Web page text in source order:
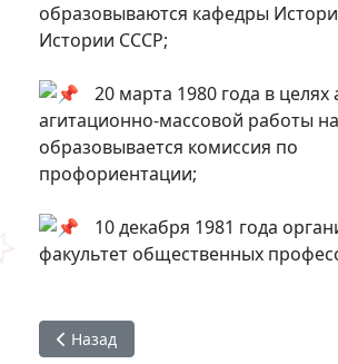
образовываются кафедры
Истории СССР;
20 марта 1980 года в целях
агитационно-массовой работы
образовывается комиссия по
профориентации;
10 декабря 1981 года
факультет общественных
Предыдущий: Интересные факты о
Назад